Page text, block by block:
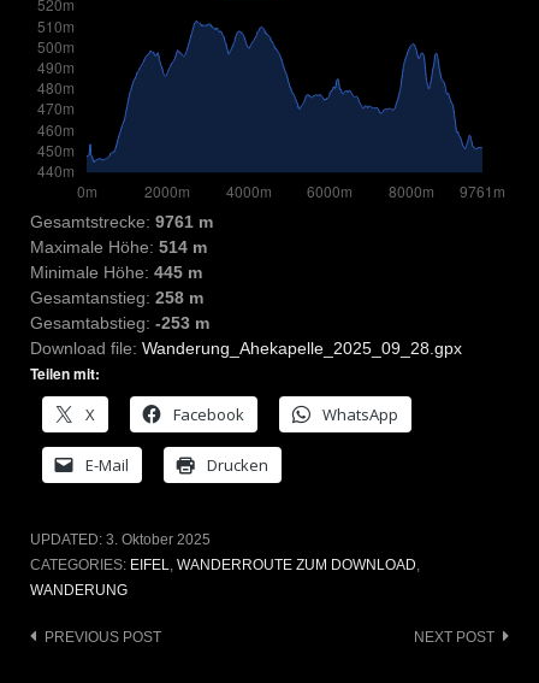
Gesamtstrecke: 9761 m
Maximale Höhe: 514 m
Minimale Höhe: 445 m
Gesamtanstieg: 258 m
Gesamtabstieg: -253 m
Download file: Wanderung_Ahekapelle_2025_09_28.gpx
Teilen mit:
X
Facebook WhatsApp
E-Mail Drucken
UPDATED: 3. Oktober 2025
CATEGORIES: EIFEL, WANDERROUTE ZUM DOWNLOAD,
WANDERUNG
Post
PREVIOUS POST NEXT POST